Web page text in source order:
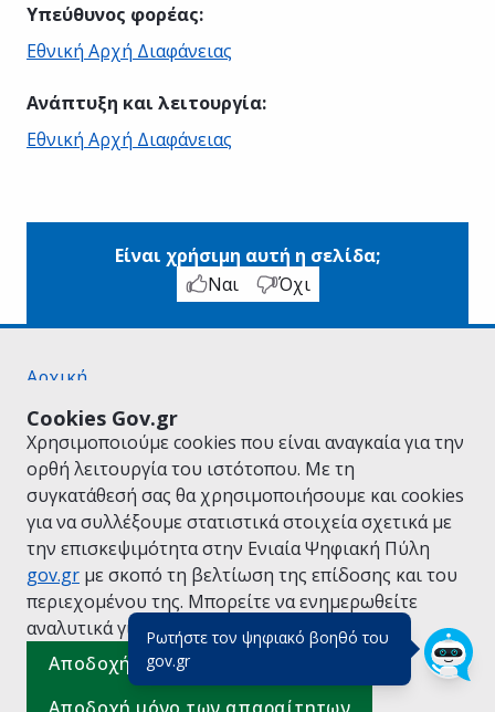
Ρωτήστε τον ψηφιακό βοηθό του
gov.gr(πάτησε για κλείσιμο)
Cookies Gov.gr
Χρησιμοποιούμε cookies που είναι αναγκαία για την
ορθή λειτουργία του ιστότοπου. Με τη
συγκατάθεσή σας θα χρησιμοποιήσουμε και cookies
για να συλλέξουμε στατιστικά στοιχεία σχετικά με
την επισκεψιμότητα στην Ενιαία Ψηφιακή Πύλη
gov.gr με σκοπό τη βελτίωση της επίδοσης και του
περιεχομένου της. Μπορείτε να ενημερωθείτε
αναλυτικά για την Πολιτική Cookies.
Αποδοχή όλων
Υπεύθυνος φορέας:
Εθνική Αρχή Διαφάνειας
Ανάπτυξη και λειτουργία:
Εθνική Αρχή Διαφάνειας
Είναι χρήσιμη αυτή η σελίδα;
Ναι
Όχι
Αρχική
Όροι Χρήσης
Πολιτική Απορρήτου
Δήλωση προσβασιμότητας
Πολιτική cookies
Προτάσεις για το gov.gr
Υλοποίηση από το Υπουργείο Ψηφιακής
Διακυβέρνησης
Ελληνικά |Αγγλικά